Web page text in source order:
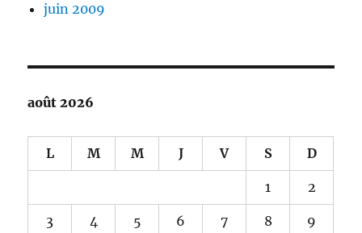
juin 2009
août 2026
L M M J V S D
1 2
3 4 5 6 7 8 9